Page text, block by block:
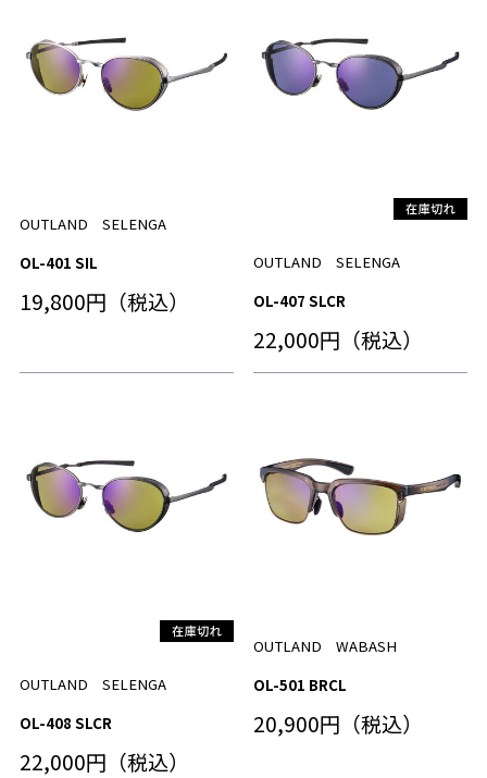
OUTLAND SELENGA
OL-401 SIL
19,800円（税込）
OUTLAND SELENGA
OL-407 SLCR
22,000円（税込）
OUTLAND SELENGA
OL-408 SLCR
22,000円（税込）
OUTLAND WABASH
OL-501 BRCL
20,900円（税込）